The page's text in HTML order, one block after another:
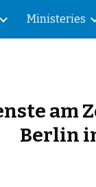
Ministeries
Berlin